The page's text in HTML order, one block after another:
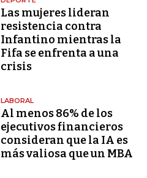
Las mujeres lideran
resistencia contra
Infantino mientras la
Fifa se enfrenta a una
crisis
LABORAL
Al menos 86% de los
ejecutivos financieros
consideran que la IA es
más valiosa que un MBA